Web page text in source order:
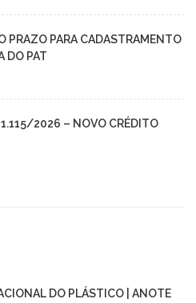
PRAZO PARA CADASTRAMENTO
DO PAT
1.115/2026 – NOVO CRÉDITO
DO PLÁSTICO | ANOTE